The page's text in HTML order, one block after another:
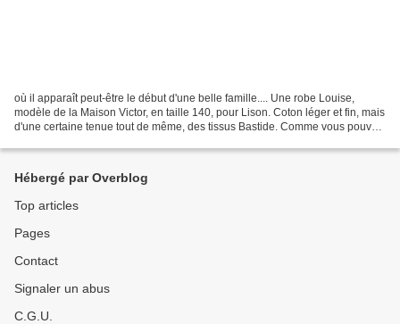
où il apparaît peut-être le début d'une belle famille.... Une robe Louise,
modèle de la Maison Victor, en taille 140, pour Lison. Coton léger et fin, mais
d'une certaine tenue tout de même, des tissus Bastide. Comme vous pouvez
Hébergé par Overblog
Top articles
Pages
Contact
Signaler un abus
C.G.U.